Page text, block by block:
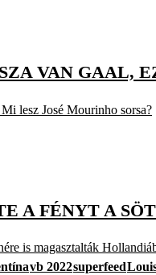
VAN GAAL,
lesz José Mourinho sorsa?
A FÉNYT A
is magasztalták
vb 2022superfeed